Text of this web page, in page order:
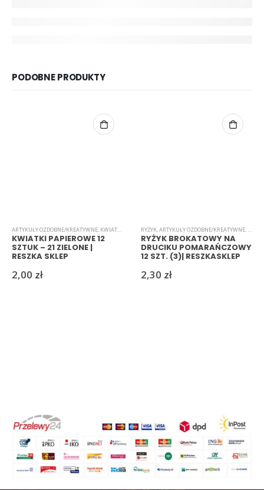
PODOBNE PRODUKTY
ARTYKUŁY OZDOBNE/KREATYWNE, KWIATKI PAPIEROWE
KWIATKI PAPIEROWE 12
SZTUK – 21 ZIELONE |
RESZKA SKLEP
2,00 zł
RYŻYK,ARTYKUŁY OZDOBNE/KREATYWNE,
RYŻYK BROKATOWY NA
DRUCIKU POMARAŃCZOWY
12 SZT. (3)| RESZKASKLEP
2,30 zł